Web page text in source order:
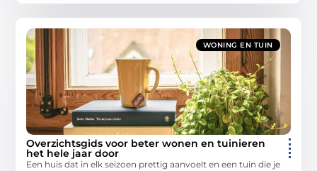
WONING EN TUIN
Overzichtsgids voor beter wonen en tuinieren
het hele jaar door
Een huis dat in elk seizoen prettig aanvoelt en een tuin die je